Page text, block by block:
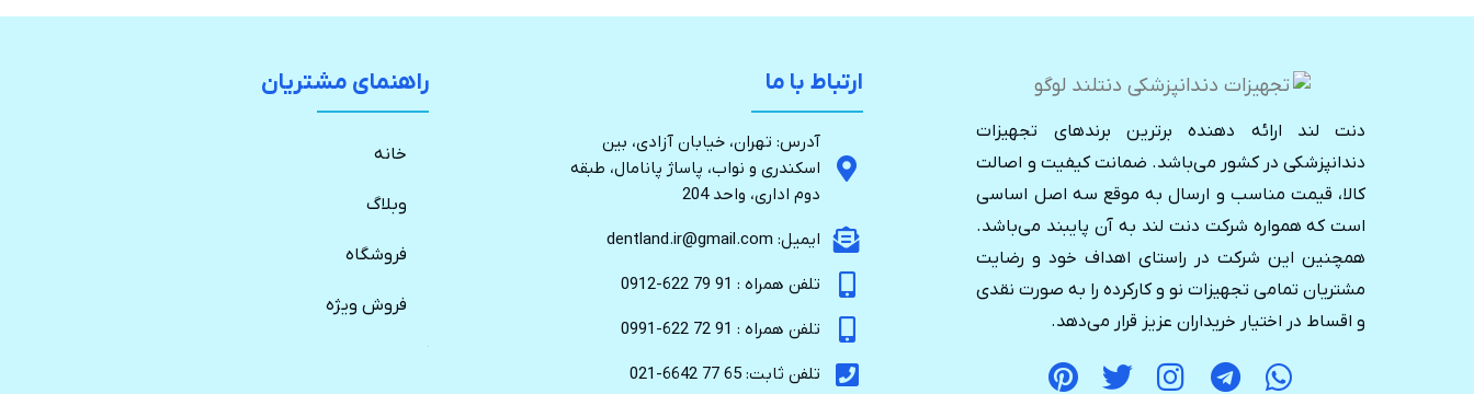
دنت لند ارائه دهنده برترین برندهای تجهیزات
دندانپزشکی در کشور می‌باشد. ضمانت کیفیت و اصالت
کالا، قیمت مناسب و ارسال به موقع سه اصل اساسی
است که همواره شرکت دنت لند به آن پایبند می‌باشد.
همچنین این شرکت در راستای اهداف خود و رضایت
مشتریان تمامی تجهیزات نو و کارکرده را به صورت نقدی
و اقساط در اختیار خریداران عزیز قرار می‌دهد.
ارتباط با ما
آدرس: تهران، خیابان آزادی، بین
اسکندری و نواب، پاساژ پانامال، طبقه
دوم اداری، واحد 204
ایمیل: dentland.ir@gmail.com
تلفن همراه : 91 79 622-0912
تلفن همراه : 91 72 622-0991
تلفن ثابت: 65 77 6642-021
راهنمای مشتریان
خانه
وبلاگ
فروشگاه
فروش ویژه